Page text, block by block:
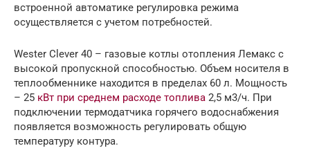
встроенной автоматике регулировка режима
осуществляется с учетом потребностей.
Wester Clever 40 – газовые котлы отопления Лемакс с
высокой пропускной способностью. Объем носителя в
теплообменнике находится в пределах 60 л. Мощность
– 25 кВт при среднем расходе топлива 2,5 м3/ч. При
подключении термодатчика горячего водоснабжения
появляется возможность регулировать общую
температуру контура.